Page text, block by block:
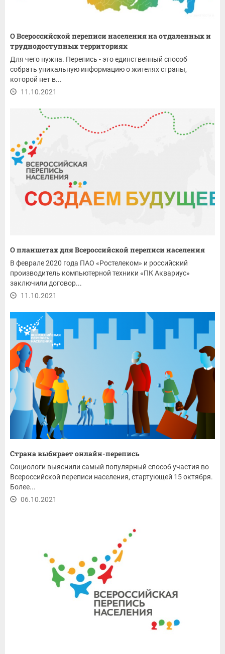
О Всероссийской переписи населения на отдаленных и
труднодоступных территориях
Для чего нужна. Перепись - это единственный способ
собрать уникальную информацию о жителях страны,
которой нет в...
11.10.2021
О планшетах для Всероссийской переписи населения
В феврале 2020 года ПАО «Ростелеком» и российский
производитель компьютерной техники «ПК Аквариус»
заключили договор...
11.10.2021
Страна выбирает онлайн-перепись
Социологи выяснили самый популярный способ участия во
Всероссийской переписи населения, стартующей 15 октября.
Более...
06.10.2021